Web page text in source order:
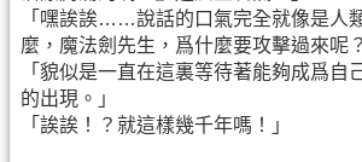
「嘿誒誒……說話的口氣完全就像是人
麼，魔法劍先生，爲什麼要攻擊過來呢？
「貌似是一直在這裏等待著能夠成爲自
的出現。」
「誒誒！？就這樣幾千年嗎！」